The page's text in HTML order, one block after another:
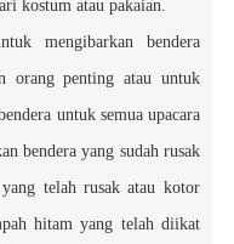
kostum atau pakaian.
mengibarkan bendera
orang penting atau untuk
untuk semua upacara
bendera yang sudah rusak
telah rusak atau kotor
hitam yang telah diikat